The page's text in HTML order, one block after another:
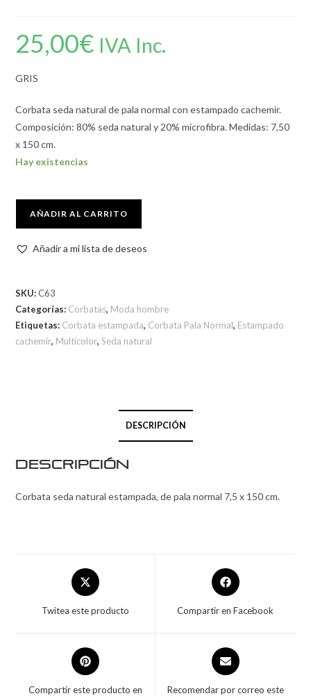
25,00€ IVA Inc.
GRIS
Corbata seda natural de pala normal con estampado cachemir.
Composición: 80% seda natural y 20% microfibra. Medidas: 7,50
x 150 cm.
Hay existencias
AÑADIR AL CARRITO
Añadir a mi lista de deseos
SKU:C63
Categorías: Corbatas, Moda hombre
Etiquetas: Corbata estampada, Corbata Pala Normal, Estampado
cachemir, Multicolor,Seda natural
DESCRIPCIÓN
Descripción
Corbata seda natural estampada, de pala normal 7,5 x 150 cm.
Twitea este producto Compartir en Facebook
Compartir este producto en
Recomendar por correo este